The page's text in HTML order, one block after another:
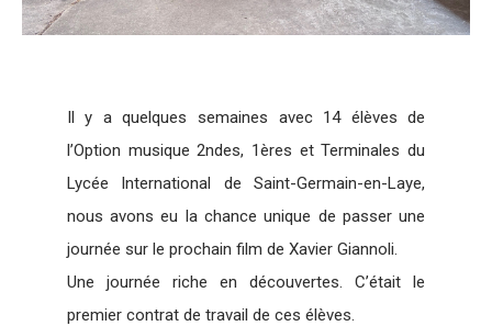
Il y a quelques semaines avec 14 élèves de
l’Option musique 2ndes, 1ères et Terminales du
Lycée International de Saint-Germain-en-Laye,
nous avons eu la chance unique de passer une
journée sur le prochain film de Xavier Giannoli.
Une journée riche en découvertes. C’était le
premier contrat de travail de ces élèves.